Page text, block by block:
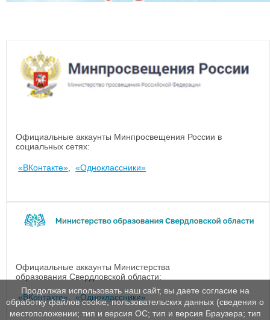
Официальные аккаунты Минпросвещения России в
социальных сетях:
«ВКонтакте» ,«Одноклассники»
Официальные аккаунты Министерства
образования Свердловской области:
«ВКонтакте»,«Одноклассники»
Продолжая использовать наш сайт, вы даете согласие на
обработку файлов cookie, пользовательских данных (сведения о
местоположении; тип и версия ОС; тип и версия Браузера; тип